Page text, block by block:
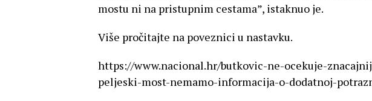
mostu ni na pristupnim cestama”, istaknuo je.
Više pročitajte na poveznici u nastavku.
https://www.nacional.hr/butkovic-ne-ocekuje-
peljeski-most-nemamo-informacija-o-dodatnoj-